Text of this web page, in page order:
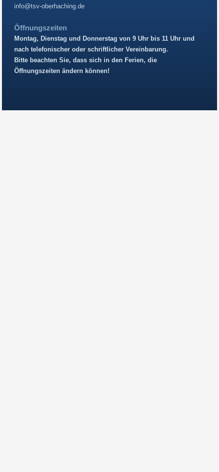
info@tsv-oberhaching.de
Öffnungszeiten
Montag, Dienstag und Donnerstag von 9 Uhr bis 11 Uhr und
nach telefonischer oder schriftlicher Vereinbarung.
Bitte beachten Sie, dass sich in den Ferien, die
Öffnungszeiten ändern können!